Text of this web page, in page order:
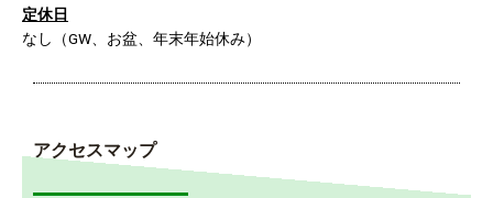
定休日
なし（GW、お盆、年末年始休み）
アクセスマップ